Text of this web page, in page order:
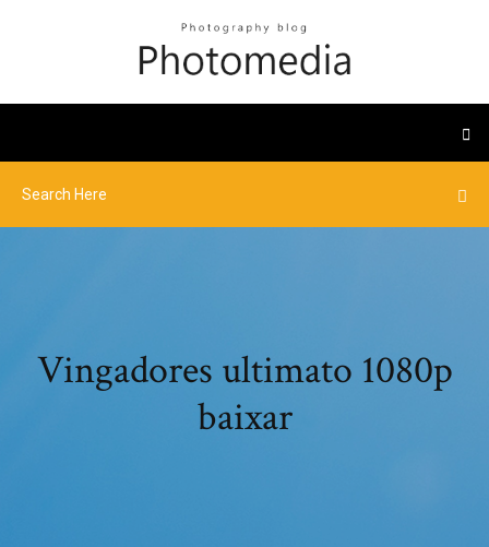
Vingadores ultimato 1080p
baixar